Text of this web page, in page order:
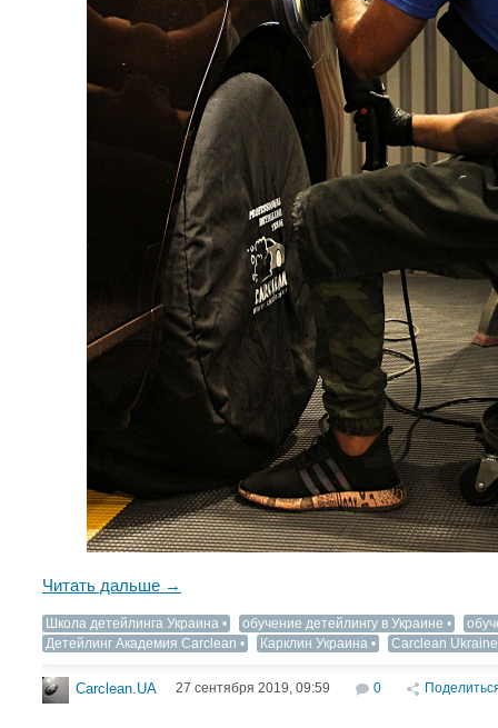
Читать дальше →
Школа детейлинга Украина обучение детейлингу в Украине
Детейлинг Академия Carclean
Карклин Украина Carclean Ukraine
Carclean.UA 27 сентября 2019, 09:59 0